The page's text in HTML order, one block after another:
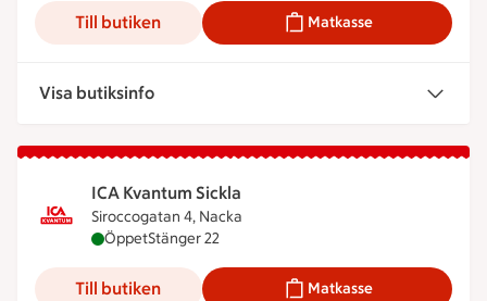
Till butiken Matkasse
Visa butiksinfo
ICA Kvantum Sickla
Siroccogatan 4, Nacka
ICA Kvantum Sickla är öppen nu, stänger klockan
ÖppetStänger 22
Till butiken Matkasse